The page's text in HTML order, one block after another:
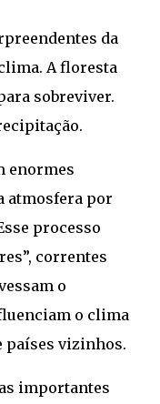
da
A floresta
sobreviver.
enormes
atmosfera por
processo
correntes
o
o clima
países vizinhos.
importantes